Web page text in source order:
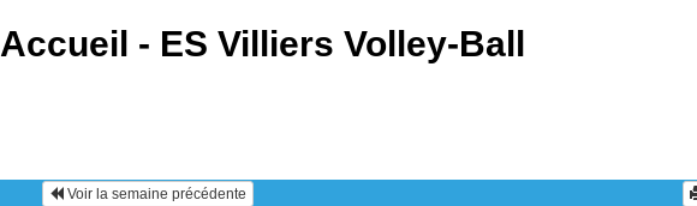
Accueil - ES Villiers Volley-Ball
Voir la semaine précédente